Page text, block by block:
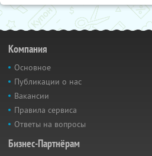
Компания
Основное
Публикации о нас
Вакансии
Правила сервиса
Ответы на вопросы
Бизнес-Партнёрам